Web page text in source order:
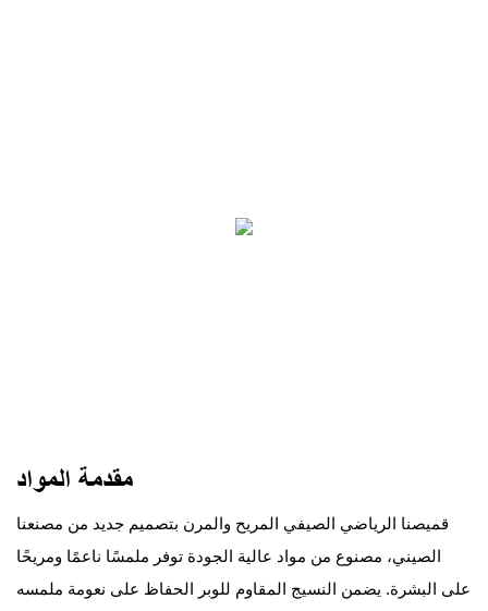
مقدمة المواد
قميصنا الرياضي الصيفي المريح والمرن بتصميم جديد من مصنعنا
الصيني، مصنوع من مواد عالية الجودة توفر ملمسًا ناعمًا ومريحًا
على البشرة. يضمن النسيج المقاوم للوبر الحفاظ على نعومة ملمسه